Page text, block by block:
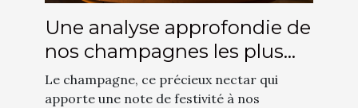
Une analyse approfondie de
nos champagnes les plus
vendus
Le champagne, ce précieux nectar qui
apporte une note de festivité à nos